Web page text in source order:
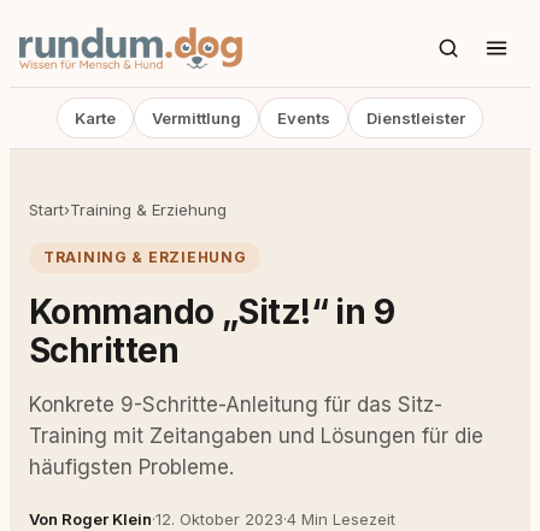
Karte Vermittlung Events Dienstleister
Start›Training & Erziehung
TRAINING & ERZIEHUNG
Kommando „Sitz!“ in 9
Schritten
Konkrete 9-Schritte-Anleitung für das Sitz-
Training mit Zeitangaben und Lösungen für die
häufigsten Probleme.
Von Roger Klein·12. Oktober 2023·4 Min Lesezeit